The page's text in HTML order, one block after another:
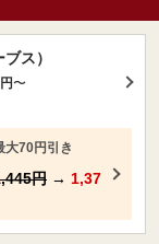
ス）
〜
大70円引き
円 → 1,37